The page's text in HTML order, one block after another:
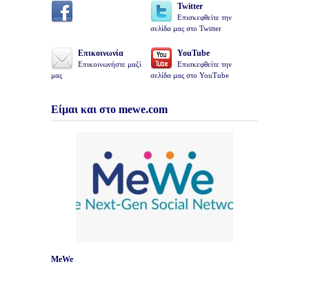
Twitter
Επισκεφθείτε την
σελίδα μας στο Twitter
Επικοινωνία
Επικοινωνήστε μαζί
μας
YouTube
Επισκεφθείτε την
σελίδα μας στο YouTube
Είμαι και στο mewe.com
MeWe